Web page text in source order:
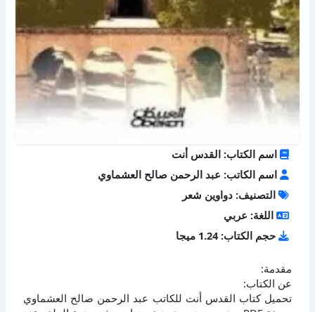
اسم الكتاب: القدس أنت
اسم الكاتب: عبد الرحمن صالح العشماوي
التصنيف: دواوين شعر
اللغة: عربي
حجم الكتاب: 1.24 ميجا
مقدمة:
عن الكتاب:
تحميل كتاب القدس أنت للكاتب عبد الرحمن صالح العشماوي